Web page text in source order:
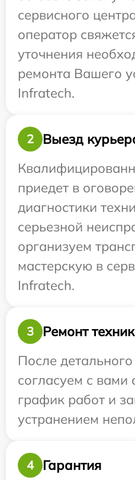
сервисного
оператор
уточнения
ремонта Вашего
Infratech.
2
Выезд
приедет в
диагностики
серьезной
организуем
мастерскую в
Infratech.
3
Ремонт
После
согласуем с вами
график работ и
устранением
4 Гарантия